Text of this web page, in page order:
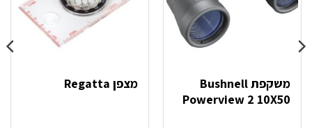
משקפת Bushnell
Powerview 2 10X50
מצפן Regatta